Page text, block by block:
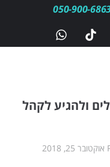
ולהגיע לקהל
אוקטובר 25, 2018